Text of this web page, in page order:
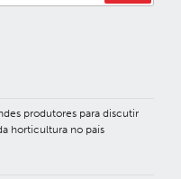
produtores para discutir
horticultura no país